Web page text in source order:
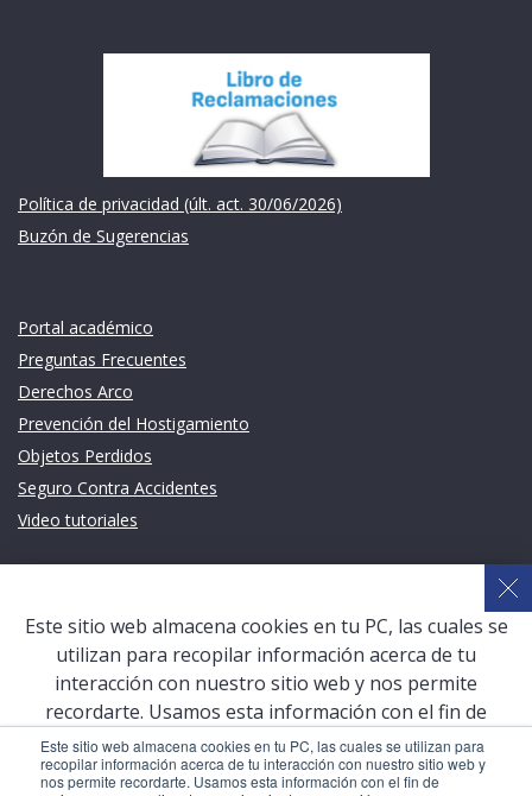
Este sitio web almacena cookies en tu PC, las cuales se utilizan para
recopilar información acerca de tu interacción con nuestro sitio web y
nos permite recordarte. Usamos esta información con el fin de
Política de privacidad (últ. act. 30/06/2026)
Buzón de Sugerencias
Portal académico
Preguntas Frecuentes
Derechos Arco
Prevención del Hostigamiento
Objetos Perdidos
Seguro Contra Accidentes
Video tutoriales
Sistema de Gestión Académica (SGA)
Defensoría Universitaria
Terceros vinculados
San Pablo Mail
Aula Virtual Pregrado
Este sitio web almacena cookies en tu PC, las cuales se
utilizan para recopilar información acerca de tu
interacción con nuestro sitio web y nos permite
recordarte. Usamos esta información con el fin de
mejorar y personalizar tu experiencia de navegación y
para generar analíticas y métricas acerca de nuestros